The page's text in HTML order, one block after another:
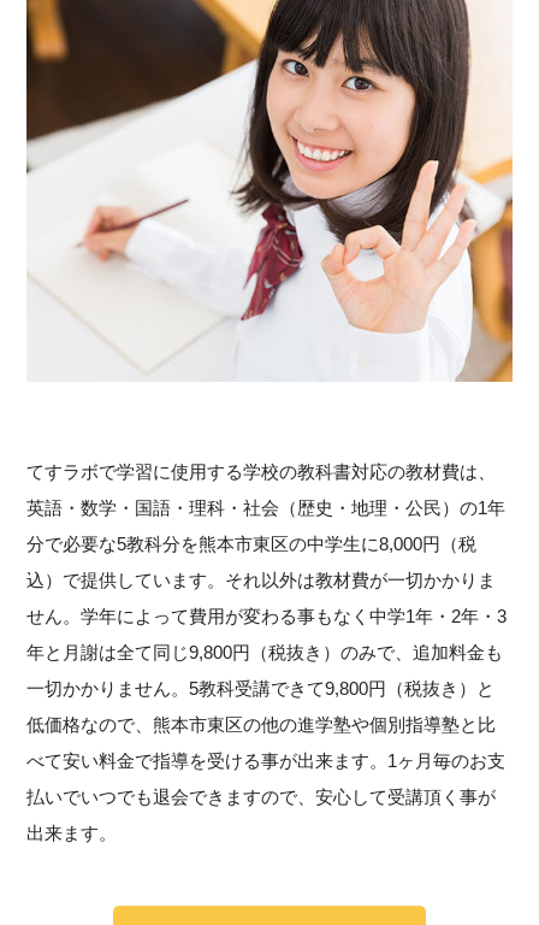
てすラボで学習に使用する学校の教科書対応の教材費は、
英語・数学・国語・理科・社会（歴史・地理・公民）の1年
分で必要な5教科分を熊本市東区の中学生に8,000円（税
込）で提供しています。それ以外は教材費が一切かかりま
せん。学年によって費用が変わる事もなく中学1年・2年・3
年と月謝は全て同じ9,800円（税抜き）のみで、追加料金も
一切かかりません。5教科受講できて9,800円（税抜き）と
低価格なので、熊本市東区の他の進学塾や個別指導塾と比
べて安い料金で指導を受ける事が出来ます。1ヶ月毎のお支
払いでいつでも退会できますので、安心して受講頂く事が
出来ます。